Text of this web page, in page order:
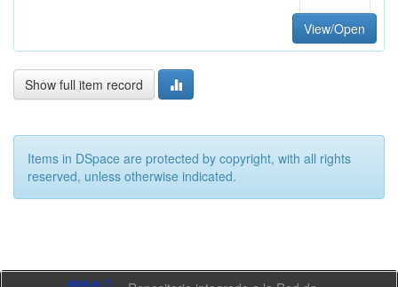
View/Open
Show full item record
Items in DSpace are protected by copyright, with all rights
reserved, unless otherwise indicated.